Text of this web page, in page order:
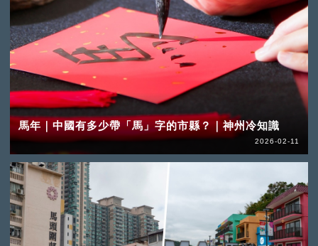
馬年｜中國有多少帶「馬」字的市縣？｜神州冷知識
2026-02-11